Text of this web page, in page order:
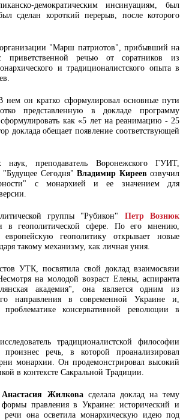
демократическим инсинуациям, был
сделан короткий перерыв, после которого
"Марш патриотов", прибывший на
речью от соратников из
и традиционалистского опыта в
он кратко сформулировал основные пути
представленную в докладе программу
как «5 лет на реанимацию - 25
доклада обещает появление соответствующей
преподаватель Воронежского ГУИТ,
"Будущее Сегодня"Владимир Киреевозвучил
с монархией и ее значением для
группы "Рубикон" Петр Вознюк
в геополитической сфере. По его мнению,
геополитику открывает новые
такому механизму, как личная уния.
УТК, посвятила свой доклад взаимосвязи
на молодой возраст Елены, аспиранта
академия", она является одним из
направления в современной Украине и,
консервативной революции в
традиционалистской философии
речь, в которой проанализировал
монархии. Он продемонстрировал высокий
в контексте Сакральной Традиции.
Анастасия Жилковасделала доклад на тему
формы правления в Украине: исторический и
речи она осветила монархическую идею под